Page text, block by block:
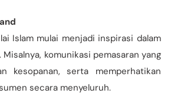
Islam mulai menjadi inspirasi dalam
Misalnya, komunikasi pemasaran yang
kesopanan, serta memperhatikan
secara menyeluruh.